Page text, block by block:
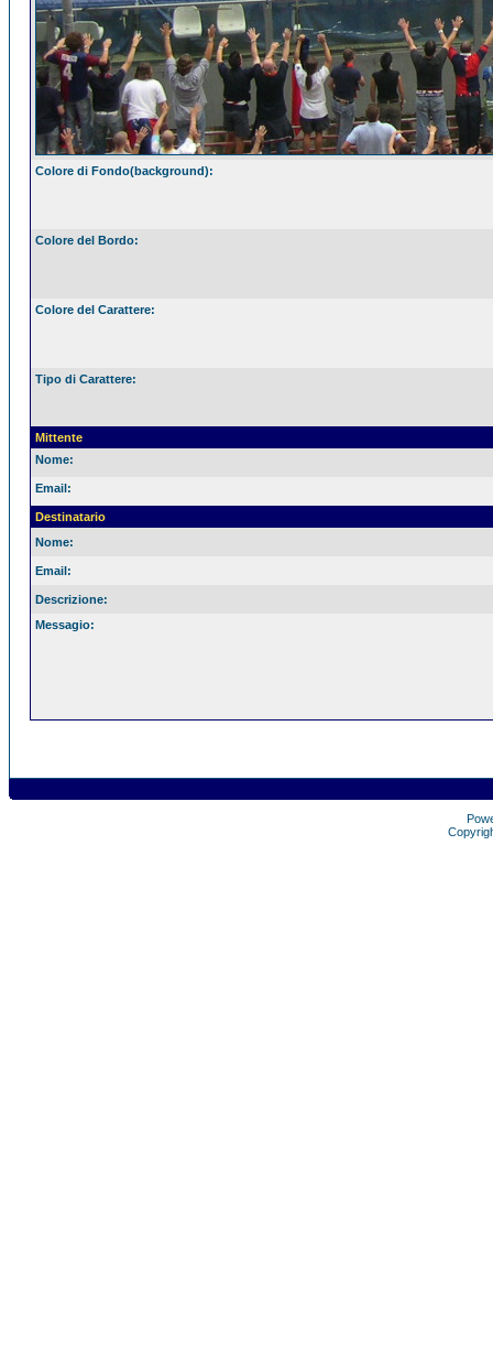
Colore di Fondo(background):
Colore del Bordo:
Colore del Carattere:
Tipo di Carattere:
Mittente
Nome:
Email:
Destinatario
Nome:
Email:
Descrizione:
Messagio: